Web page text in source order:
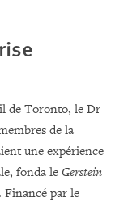
de Toronto, le Dr
de la
une expérience
fonda le Gerstein
Financé par le